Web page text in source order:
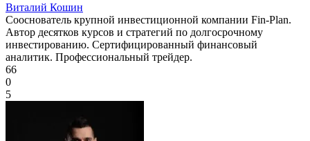
Виталий Кошин
Сооснователь крупной инвестиционной компании Fin-Plan.
Автор десятков курсов и стратегий по долгосрочному
инвестированию. Сертифицированный финансовый
аналитик. Профессиональный трейдер.
66
0
5